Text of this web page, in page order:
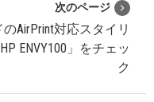
次のページ
AirPrint対応スタイリ
ENVY100」をチェッ
ク